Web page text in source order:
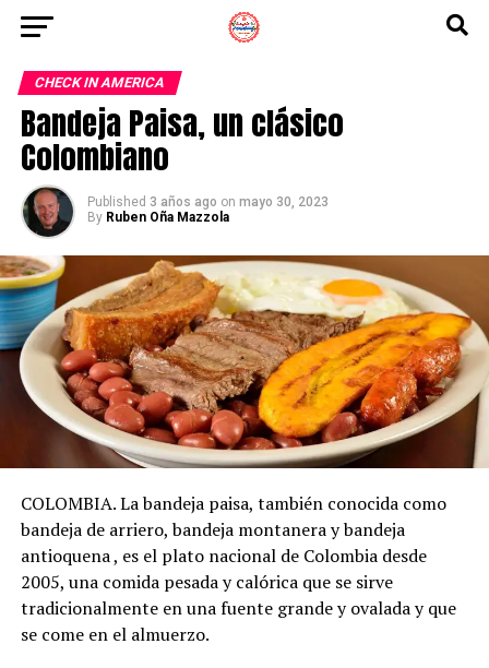
CHECK IN AMERICA
Bandeja Paisa, un clásico
Colombiano
Published 3 años ago on mayo 30, 2023
By Ruben Oña Mazzola
COLOMBIA. La bandeja paisa, también conocida como
bandeja de arriero, bandeja montanera y bandeja
antioquena , es el plato nacional de Colombia desde
2005, una comida pesada y calórica que se sirve
tradicionalmente en una fuente grande y ovalada y que
se come en el almuerzo.